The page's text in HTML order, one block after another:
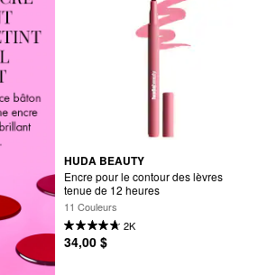
HUDA BEAUTY
Encre pour le contour des lèvres
tenue de 12 heures
11 Couleurs
2K
34,00 $